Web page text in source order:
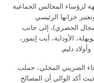
لرؤساء المجالس الجماعية
خزانها الرئيسي
الحضري)، إلى جانب
الأوداية، أيت إيمور،
دليم.
الضريبي المحلي، حملت
أكد الوالي أن المصالح